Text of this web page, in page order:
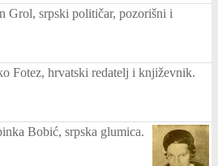
Grol, srpski političar, pozorišni i
Fotez, hrvatski redatelj i književnik.
Bobić, srpska glumica.